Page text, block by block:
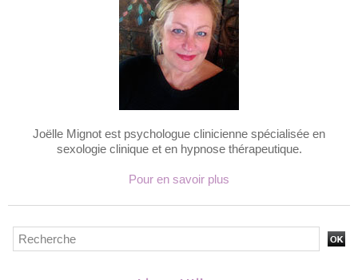
Joëlle Mignot est psychologue clinicienne spécialisée en
sexologie clinique et en hypnose thérapeutique.
Pour en savoir plus